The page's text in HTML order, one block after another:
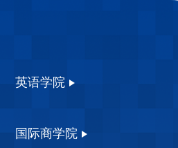
英语学院
国际商学院